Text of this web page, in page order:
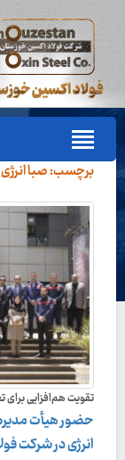
برچسب:صبا انرژی
تقویت هم‌افزایی
حضور هیأت
انرژی در شرکت